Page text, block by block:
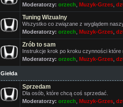
Moderatorzy: orzech Muzyk-Grzes
Tuning Wizualny
Wszystko co związane z wyglądem
Moderatorzy: orzech Muzyk-Grzes
Zrób to sam
Instrukcje krok po kroku czynności które
Moderatorzy: orzech Muzyk-Grzes
Giełda
Sprzedam
Dla osób, które chcą coś sprzedać.
Moderatorzy: orzech Muzyk-Grzes